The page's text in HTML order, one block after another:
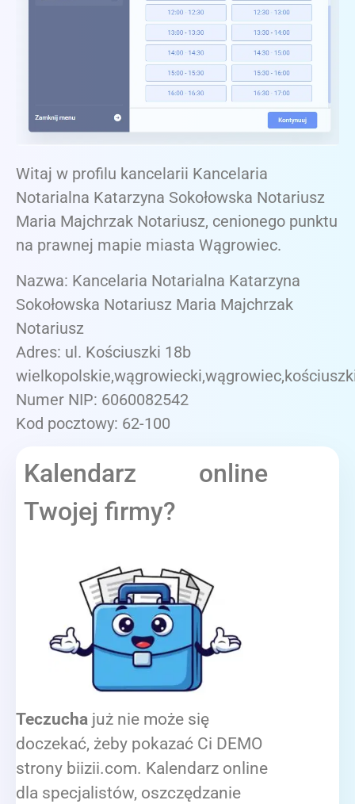
Witaj w profilu kancelarii Kancelaria
Notarialna Katarzyna Sokołowska Notariusz
Maria Majchrzak Notariusz, cenionego punktu
na prawnej mapie miasta Wągrowiec.
Nazwa: Kancelaria Notarialna Katarzyna
Sokołowska Notariusz Maria Majchrzak
Notariusz
Adres: ul. Kościuszki 18b
Numer NIP: 6060082542
Kod pocztowy: 62-100
Kalendarz online
Twojej firmy?
Teczucha już nie może się
doczekać, żeby pokazać Ci DEMO
strony biizii.com. Kalendarz online
dla specjalistów, oszczędzanie